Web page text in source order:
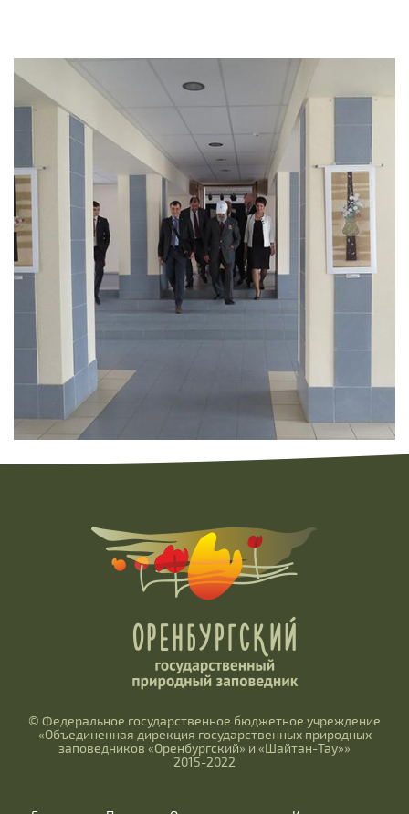
© Федеральное государственное бюджетное учреждение
«Объединенная дирекция государственных природных
заповедников «Оренбургский» и «Шайтан-Тау»»
2015-2022